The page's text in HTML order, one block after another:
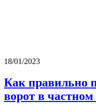
18/01/2023
Как правильно
ворот в частном